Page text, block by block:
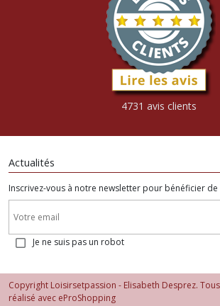
4731 avis clients
Actualités
Inscrivez-vous à notre newsletter pour bénéficier
Je ne suis pas un robot
Copyright Loisirsetpassion - Elisabeth Desprez.
réalisé avec eProShopping